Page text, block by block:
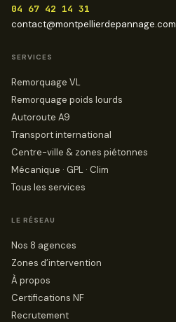
04 67 42 14 31
contact@montpellierdepannage.com
SERVICES
Remorquage VL
Remorquage poids lourds
Autoroute A9
Transport international
Centre-ville & zones piétonnes
Mécanique · GPL · Clim
Tous les services
LE RÉSEAU
Nos 8 agences
Zones d’intervention
À propos
Certifications NF
Recrutement